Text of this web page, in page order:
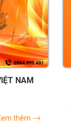
NAM
thêm